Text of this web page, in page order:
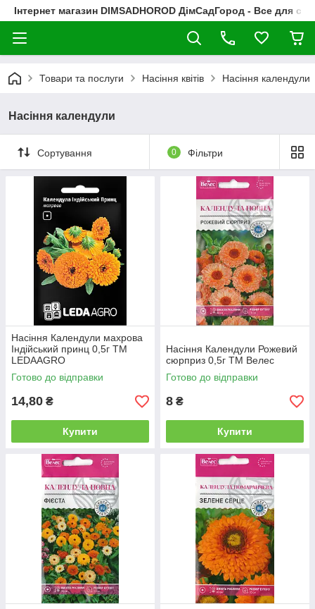
Інтернет магазин DIMSADHOROD ДімСадГород - Все для
Товари та послуги Насіння квітів Насіння календули
Насіння календули
Сортування 0 Фільтри
Насіння Календули махрова
Індійський принц 0,5г ТМ
LEDAAGRO
Готово до відправки
14,80 ₴
Купити
Насіння Календули Рожевий
сюрприз 0,5г ТМ Велес
Готово до відправки
8 ₴
Купити